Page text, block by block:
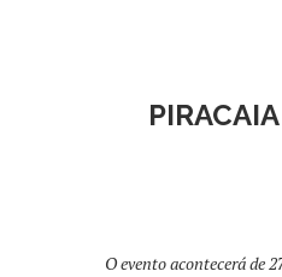
O evento acontecerá de